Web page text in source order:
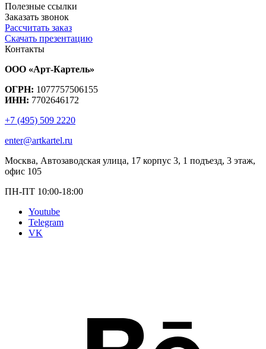
Полезные ссылки
Заказать звонок
Рассчитать заказ
Скачать презентацию
Контакты
ООО «Арт-Картель»
ОГРН: 1077757506155
ИНН: 7702646172
+7 (495) 509 2220
enter@artkartel.ru
Москва, Автозаводская улица, 17 корпус 3, 1 подъезд, 3 этаж,
офис 105
ПН-ПТ 10:00-18:00
Youtube
Telegram
VK